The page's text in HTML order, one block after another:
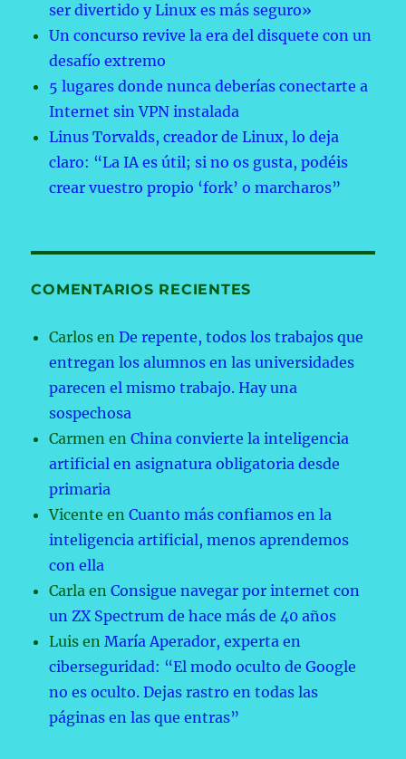
ser divertido y Linux es más seguro»
Un concurso revive la era del disquete con un
desafío extremo
5 lugares donde nunca deberías conectarte a
Internet sin VPN instalada
Linus Torvalds, creador de Linux, lo deja
claro: “La IA es útil; si no os gusta, podéis
crear vuestro propio ‘fork’ o marcharos”
COMENTARIOS RECIENTES
Carlos enDe repente, todos los trabajos que
entregan los alumnos en las universidades
parecen el mismo trabajo. Hay una
sospechosa
Carmen enChina convierte la inteligencia
artificial en asignatura obligatoria desde
primaria
Vicente enCuanto más confiamos en la
inteligencia artificial, menos aprendemos
con ella
Carla enConsigue navegar por internet con
un ZX Spectrum de hace más de 40 años
Luis enMaría Aperador, experta en
ciberseguridad: “El modo oculto de Google
no es oculto. Dejas rastro en todas las
páginas en las que entras”